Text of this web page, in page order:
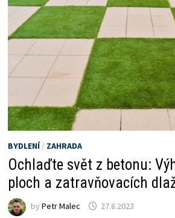
BYDLENÍ/ ZAHRADA
Ochlaďte svět z betonu:
ploch a zatravňovacích
by Petr Malec 27.8.2023